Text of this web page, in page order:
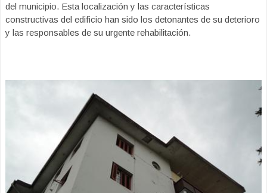
del municipio. Esta localización y las características
constructivas del edificio han sido los detonantes de su deterioro
y las responsables de su urgente rehabilitación.